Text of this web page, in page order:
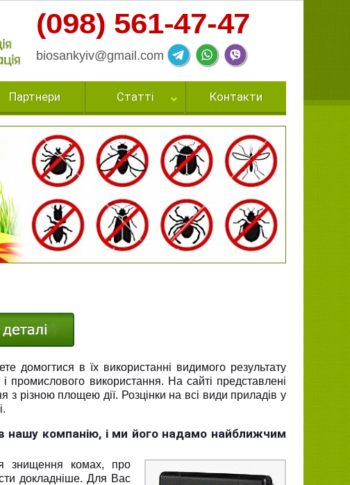
(098) 561-47-47
biosankyiv@gmail.com
Партнери Статті Контакти
домогтися в їх використанні видимого результату
використання. На сайті представлені
з різною площею дії. Розцінки на всі види приладів у
нашу компанію, і ми його надамо найближчим
знищення комах, про
докладніше. Для Вас